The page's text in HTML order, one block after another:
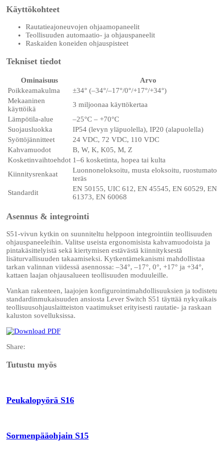
Käyttökohteet
Rautatieajoneuvojen ohjaamopaneelit
Teollisuuden automaatio- ja ohjauspaneelit
Raskaiden koneiden ohjauspisteet
Tekniset tiedot
Ominaisuus
Arvo
Poikkeamakulma
±34° (–34°/–17°/0°/+17°/+34°)
Mekaaninen
käyttöikä
3 miljoonaa käyttökertaa
Lämpötila-alue
–25°C – +70°C
Suojausluokka
IP54 (levyn yläpuolella), IP20 (alapuolella)
Syöttöjännitteet
24 VDC, 72 VDC, 110 VDC
Kahvamuodot
B, W, K, K05, M, Z
Kosketinvaihtoehdot 1–6 kosketinta, hopea tai kulta
Kiinnitysrenkaat
Luonnoneloksoitu, musta eloksoitu,
teräs
Standardit
EN 50155, UIC 612, EN 45545, EN 60529, EN
61373, EN 60068
Asennus & integrointi
S51-vivun kytkin on suunniteltu helppoon integrointiin teollisuuden
ohjauspaneeleihin. Valitse useista ergonomisista kahvamuodoista ja
pintakäsittelyistä sekä kiertymisen estävästä kiinnityksestä
lisäturvallisuuden takaamiseksi. Kytkentämekanismi mahdollistaa
tarkan valinnan viidessä asennossa: –34°, –17°, 0°, +17° ja +34°,
kattaen laajan ohjausalueen teollisuuden moduuleille.
Vankan rakenteen, laajojen konfigurointimahdollisuuksien ja
standardinmukaisuuden ansiosta Lever Switch S51 täyttää
teollisuusohjauslaitteiston vaatimukset erityisesti rautatie- ja raskaan
kaluston sovelluksissa.
Share:
Tutustu myös
Peukalopyörä S16
Sormenpääohjain S15